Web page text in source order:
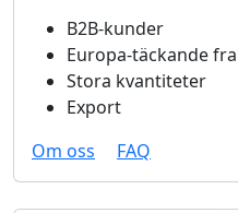
B2B-kunder
Europa-täckande
Stora kvantiteter
Export
Om oss
FAQ